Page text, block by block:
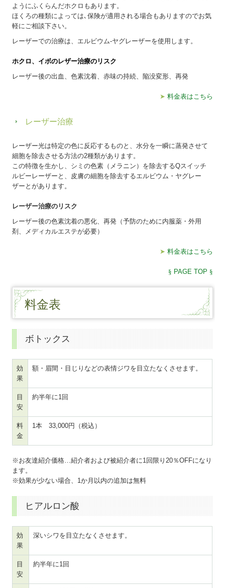
ようにふくらんだホクロもあります。
ほくろの種類によっては､保険が適用される場合もありますのでお気
軽にご相談下さい。
レーザーでの治療は、エルビウム-ヤグレーザーを使用します。
ホクロ、イボのレザー治療のリスク
レーザー後の出血、色素沈着、赤味の持続、陥没変形、再発
➤ 料金表はこちら
レーザー治療
レーザー光は特定の色に反応するものと、水分を一瞬に蒸発させて
細胞を除去させる方法の2種類があります。
この特徴を生かし、シミの色素（メラニン）を除去するQスイッチ
ルビーレーザーと、皮膚の細胞を除去するエルビウム・ヤグレー
ザーとがあります。
レーザー治療のリスク
レーザー後の色素沈着の悪化、再発（予防のために内服薬・外用
剤、メディカルエステが必要）
➤ 料金表はこちら
§ PAGE TOP §
料金表
ボトックス
効
果
額・眉間・目じりなどの表情ジワを目立たなくさせます。
目
安
約半年に1回
料
金
1本 33,000円（税込）
※お友達紹介価格…紹介者および被紹介者に1回限り20％OFFになり
ます。
※効果が少ない場合、1か月以内の追加は無料
ヒアルロン酸
効
果
深いシワを目立たなくさせます。
目
安
約半年に1回